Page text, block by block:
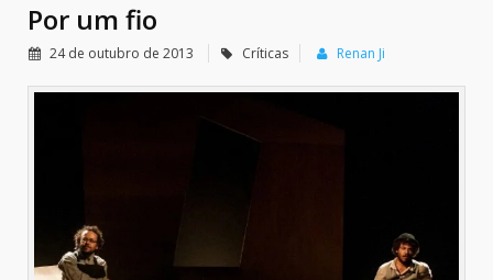
Por um fio
24 de outubro de 2013 Críticas Renan Ji